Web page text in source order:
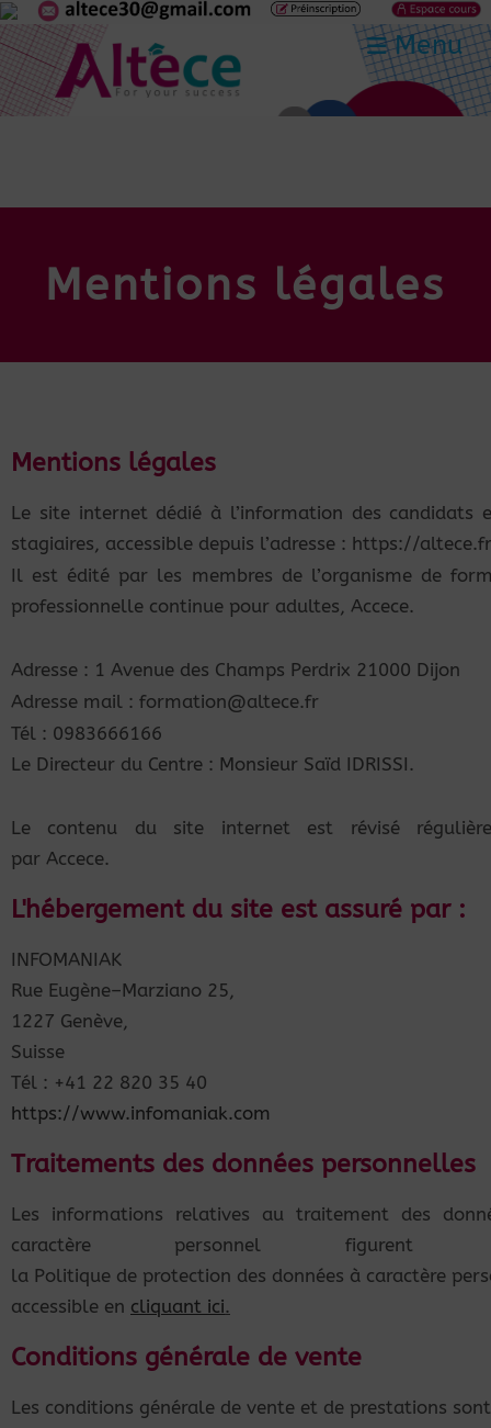
Menu
Mentions légales
Mentions légales
Le site internet dédié à l’information des candidats
stagiaires, accessible depuis l’adresse : https://altece.fr
Il est édité par les membres de l’organisme de
professionnelle continue pour adultes, Accece.
Adresse : 1 Avenue des Champs Perdrix 21000 Dijon
Adresse mail : formation@altece.fr
Tél : 0983666166
Le Directeur du Centre : Monsieur Saïd IDRISSI.
Le contenu du site internet est révisé
par Accece.
L'hébergement du site est assuré par :
INFOMANIAK
Rue Eugène–Marziano 25,
1227 Genève,
Suisse
Tél : +41 22 820 35 40
https://www.infomaniak.com
Traitements des données personnelles
Les informations relatives au traitement des
caractère personnel figurent
la Politique de protection des données à caractère
accessible en cliquant ici.
Conditions générale de vente
Les conditions générale de vente et de prestations sont